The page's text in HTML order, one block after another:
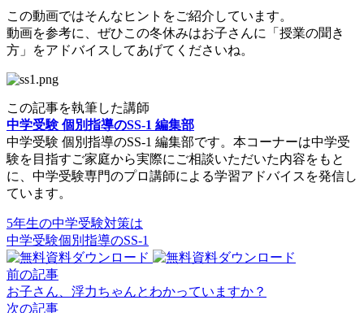
この動画ではそんなヒントをご紹介しています。
動画を参考に、ぜひこの冬休みはお子さんに「授業の聞き
方」をアドバイスしてあげてくださいね。
この記事を執筆した講師
中学受験 個別指導のSS-1 編集部
中学受験 個別指導のSS-1 編集部です。本コーナーは中学受
験を目指すご家庭から実際にご相談いただいた内容をもと
に、中学受験専門のプロ講師による学習アドバイスを発信し
ています。
5年生の中学受験対策は
中学受験個別指導のSS-1
前の記事
お子さん、浮力ちゃんとわかっていますか？
次の記事